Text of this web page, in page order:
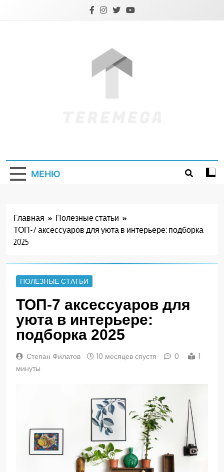
МЕНЮ
Главная
Полезные статьи
ТОП-7 аксессуаров для уюта в интерьере: подборка
2025
ПОЛЕЗНЫЕ СТАТЬИ
ТОП-7 аксессуаров для
уюта в интерьере:
подборка 2025
Степан Филатов 10 месяцев спустя 0
1
минуты